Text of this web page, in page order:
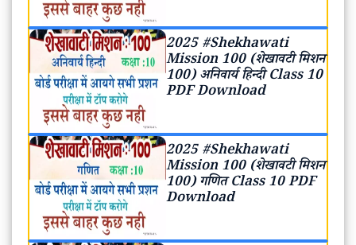
2025 #Shekhawati
Mission 100 (शेखावटी मिशन
100) अनिवार्य हिन्दी Class 10
PDF Download
2025 #Shekhawati
Mission 100 (शेखावटी मिशन
100) गणित Class 10 PDF
Download